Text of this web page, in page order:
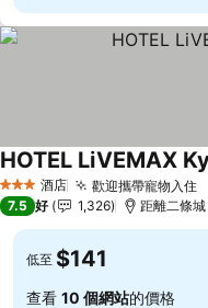
3 星級 酒店 歡迎攜帶寵物入住
HOTEL LiVEMAX
7.5 好 1,326 距離二條
低至 $141
查看 10 個網站的價格